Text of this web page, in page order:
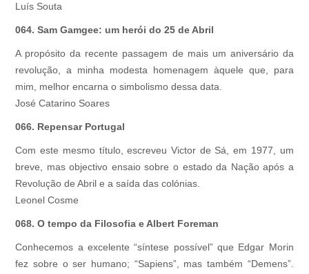
Luís Souta
064. Sam Gamgee: um herói do 25 de Abril
A propósito da recente passagem de mais um aniversário da
revolução, a minha modesta homenagem àquele que, para
mim, melhor encarna o simbolismo dessa data.
José Catarino Soares
066. Repensar Portugal
Com este mesmo título, escreveu Victor de Sá, em 1977, um
breve, mas objectivo ensaio sobre o estado da Nação após a
Revolução de Abril e a saída das colónias.
Leonel Cosme
068. O tempo da Filosofia e Albert Foreman
Conhecemos a excelente “síntese possível” que Edgar Morin
fez sobre o ser humano; “Sapiens”, mas também “Demens”.